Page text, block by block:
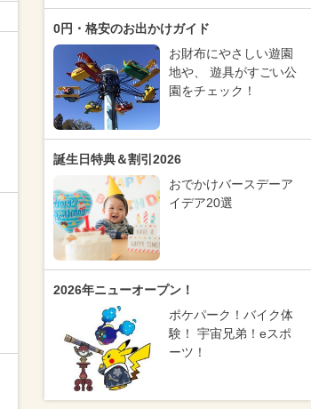
0円・格安のお出かけガイド
お財布にやさしい遊園
地や、 遊具がすごい公
園をチェック！
誕生日特典＆割引2026
おでかけバースデーア
イデア20選
2026年ニューオープン！
ポケパーク！バイク体
験！ 宇宙兄弟！eスポ
ーツ！